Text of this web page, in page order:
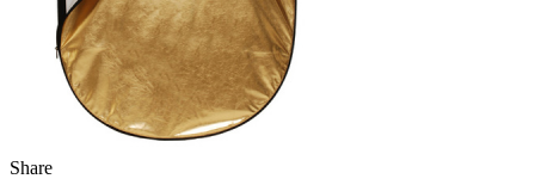
Share